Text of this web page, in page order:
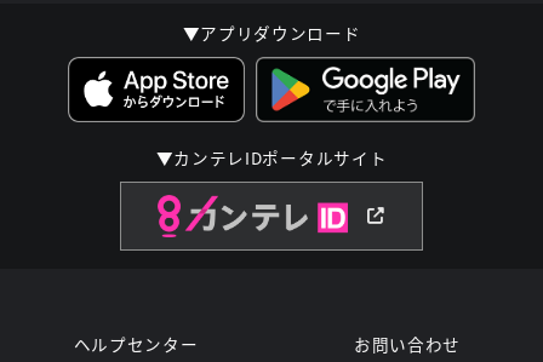
▼アプリダウンロード
▼カンテレIDポータルサイト
ヘルプセンター お問い合わせ